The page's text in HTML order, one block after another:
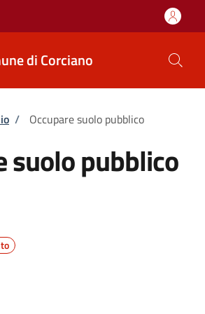
di Corciano
/ Occupare suolo pubblico
suolo pubblico